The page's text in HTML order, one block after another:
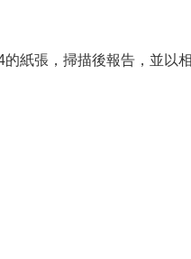
紙張，掃描後報告，並以